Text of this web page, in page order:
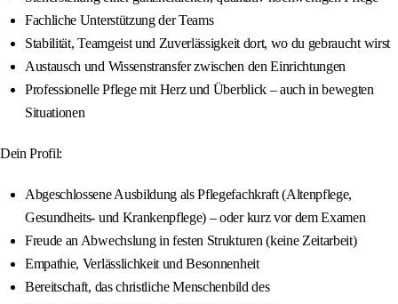
Fachliche Unterstützung der Teams
Stabilität, Teamgeist und Zuverlässigkeit dort, wo du gebraucht wirst
Austausch und Wissenstransfer zwischen den Einrichtungen
Professionelle Pflege mit Herz und Überblick – auch in bewegten
Situationen
Dein Profil:
Abgeschlossene Ausbildung als Pflegefachkraft (Altenpflege,
Gesundheits‑ und Krankenpflege) – oder kurz vor dem Examen
Freude an Abwechslung in festen Strukturen (keine Zeitarbeit)
Empathie, Verlässlichkeit und Besonnenheit
Bereitschaft, das christliche Menschenbild des